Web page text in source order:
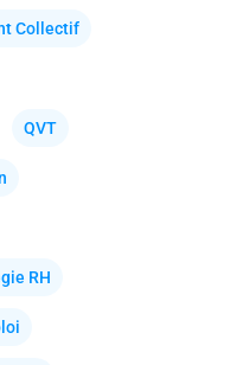
Collectif
QVT
RH